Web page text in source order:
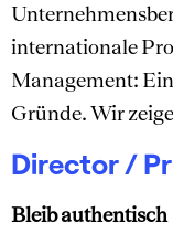
internationale
Management:
Gründe. Wir
Director /
Bleib authentisch